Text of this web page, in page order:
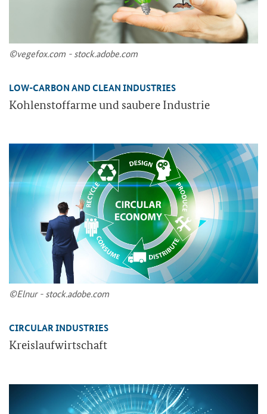
©ve­ge­fox.com - stock.adobe.com
LOW-CARBON AND CLEAN INDUSTRIES
Koh­len­stoff­ar­me und sau­be­re In­dus­trie
©Elnur - stock.adobe.com
CIRCULAR INDUSTRIES
Kreis­lauf­wirt­schaft